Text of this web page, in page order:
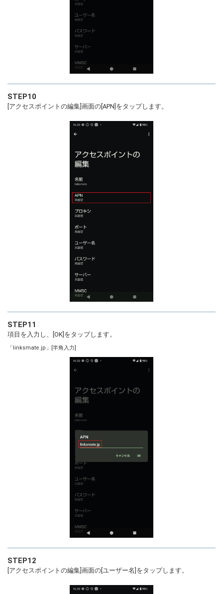
STEP10
[アクセスポイントの編集]画面の[APN]をタップします。
STEP11
項目を入力し、[OK]をタップします。
「linksmate.jp」[半角入力]
STEP12
[アクセスポイントの編集]画面の[ユーザー名]をタップします。